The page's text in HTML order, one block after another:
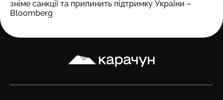
зніме санкції та припинить підтримку України –
Bloomberg
Карачун